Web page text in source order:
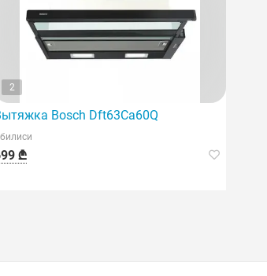
кухонный прибор.
2
Bosch Dft63Ca60Q
₾